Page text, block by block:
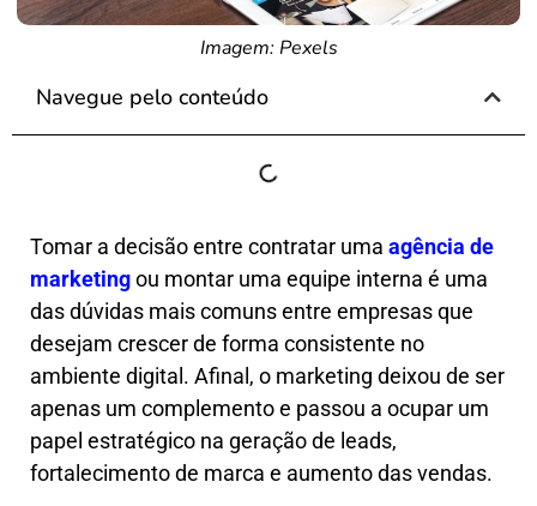
Imagem: Pexels
Navegue pelo conteúdo
Tomar a decisão entre contratar uma agência de
marketingou montar uma equipe interna é uma
das dúvidas mais comuns entre empresas que
desejam crescer de forma consistente no
ambiente digital. Afinal, o marketing deixou de ser
apenas um complemento e passou a ocupar um
papel estratégico na geração de leads,
fortalecimento de marca e aumento das vendas.